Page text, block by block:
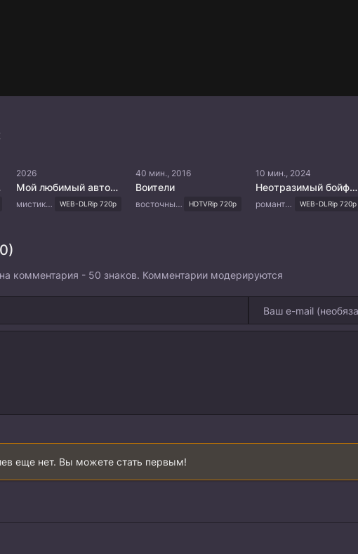
2026
Мой любимый автор не человек
мистика, сверхъестественное WEB-DLRip 720p
40 мин., 2016
Воители
восточные единоборства, политика HDTVRip 720p
10 мин., 2024
Неотразимый бойфренд
романтика WEB-DLRip 720p
комментария - 50 знаков. Комментарии модерируются
еще нет. Вы можете стать первым!